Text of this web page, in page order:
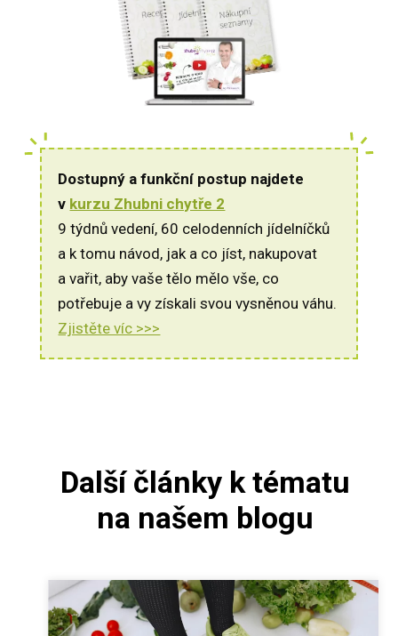
Dostupný a funkční postup najdete
v kurzu Zhubni chytře 2
9 týdnů vedení, 60 celodenních jídelníčků
a k tomu návod, jak a co jíst, nakupovat
a vařit, aby vaše tělo mělo vše, co
potřebuje a vy získali svou vysněnou váhu.
Zjistěte víc >>>
Další články k tématu
na našem blogu